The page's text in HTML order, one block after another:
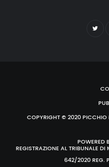
COPYRIGHT © 2020 PICCHIO
POWERED
REGISTRAZIONE AL TRIBUNALE
642/2020 REG.